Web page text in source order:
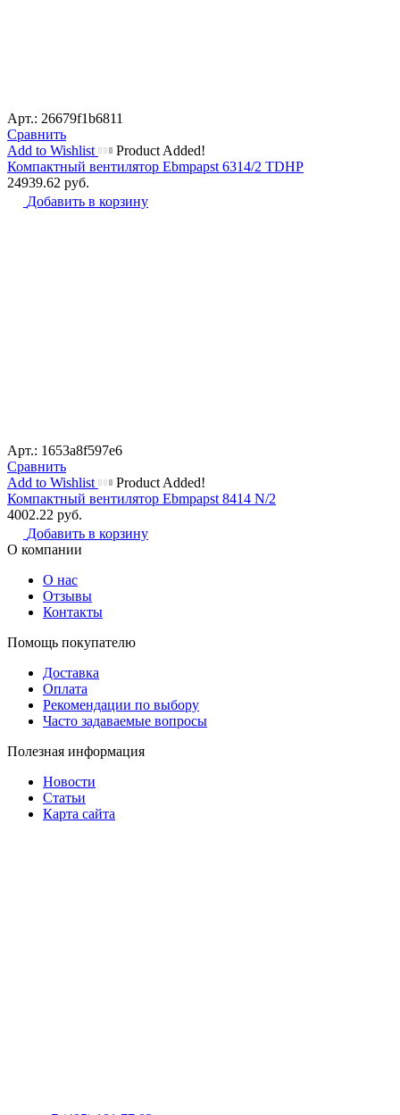
Арт.: 26679f1b6811
Сравнить
Add to Wishlist
Product Added!
Компактный вентилятор Ebmpapst 6314/2 TDHP
24939.62 руб.
Добавить в корзину
Арт.: 1653a8f597e6
Сравнить
Add to Wishlist
Product Added!
Компактный вентилятор Ebmpapst 8414 N/2
4002.22 руб.
Добавить в корзину
О компании
О нас
Отзывы
Контакты
Помощь покупателю
Доставка
Оплата
Рекомендации по выбору
Часто задаваемые вопросы
Полезная информация
Новости
Статьи
Карта сайта